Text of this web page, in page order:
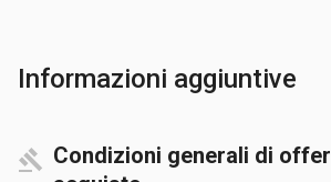
Informazioni aggiuntive
Condizioni generali di